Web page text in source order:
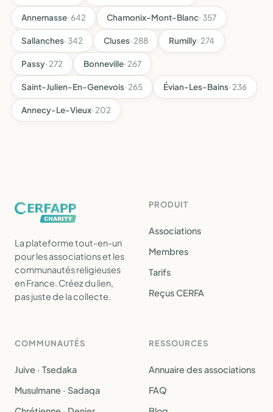
Annemasse· 642 Chamonix-Mont-Blanc· 357
Sallanches· 342 Cluses· 288 Rumilly· 274
Passy· 272 Bonneville· 267
Saint-Julien-En-Genevois· 265 Évian-Les-Bains· 236
Annecy-Le-Vieux· 202
La plateforme tout-en-un
pour les associations et les
communautés religieuses
en France. Créez du lien,
pas juste de la collecte.
PRODUIT
Associations
Membres
Tarifs
Reçus CERFA
COMMUNAUTÉS
Juive · Tsedaka
Musulmane · Sadaqa
RESSOURCES
Annuaire des associations
FAQ